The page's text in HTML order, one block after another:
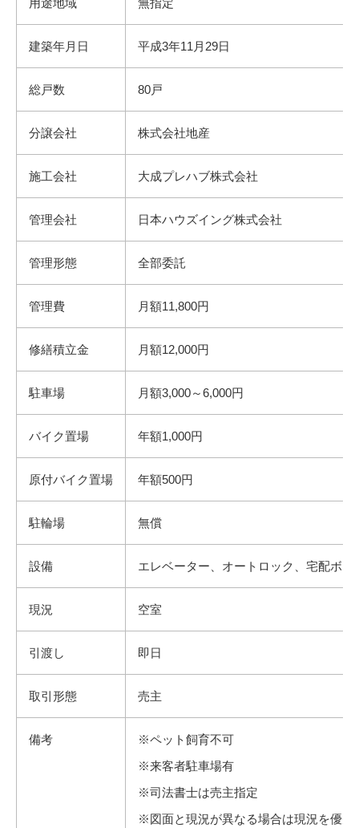
用途地域 無指定
建築年月日 平成3年11月29日
総戸数 80戸
分譲会社 株式会社地産
施工会社 大成プレハブ株式会社
管理会社 日本ハウズイング株式会社
管理形態 全部委託
管理費 月額11,800円
修繕積立金 月額12,000円
駐車場 月額3,000～6,000円
バイク置場 年額1,000円
原付バイク置場 年額500円
駐輪場 無償
設備 エレベーター、オートロック、宅配ボ
現況 空室
引渡し 即日
取引形態 売主
備考
※ペット飼育不可
※来客者駐車場有
※司法書士は売主指定
※図面と現況が異なる場合は現況を優先